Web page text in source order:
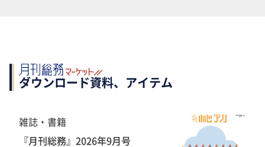
ダウンロード資料、アイテム
雑誌・書籍
『月刊総務』2026年9月号